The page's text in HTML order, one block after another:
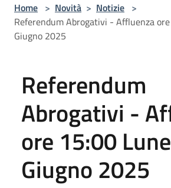
Home > Novità > Notizie >
Referendum Abrogativi - Affluenza
Giugno 2025
Referendum
Abrogativi -
ore 15:00
Giugno 2025